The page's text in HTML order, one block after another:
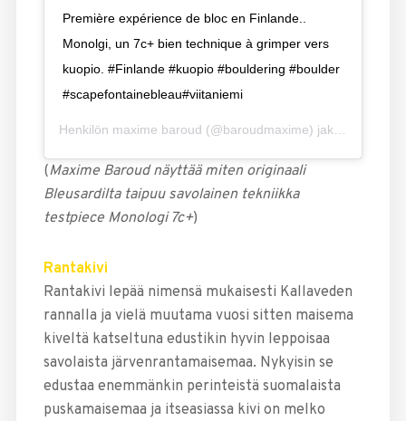
Première expérience de bloc en Finlande..
Monolgi, un 7c+ bien technique à grimper vers
kuopio. #Finlande #kuopio #bouldering #boulder
#scapefontainebleau#viitaniemi
Henkilön maxime baroud (@baroudmaxime) jakama julkaisu
(Maxime Baroud näyttää miten originaali
Bleusardilta taipuu savolainen tekniikka
testpiece Monologi 7c+)
Rantakivi
Rantakivi lepää nimensä mukaisesti Kallaveden
rannalla ja vielä muutama vuosi sitten maisema
kiveltä katseltuna edustikin hyvin leppoisaa
savolaista järvenrantamaisemaa. Nykyisin se
edustaa enemmänkin perinteistä suomalaista
puskamaisemaa ja itseasiassa kivi on melko